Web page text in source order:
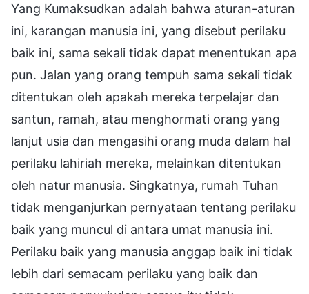
Yang Kumaksudkan adalah bahwa aturan-aturan
ini, karangan manusia ini, yang disebut perilaku
baik ini, sama sekali tidak dapat menentukan apa
pun. Jalan yang orang tempuh sama sekali tidak
ditentukan oleh apakah mereka terpelajar dan
santun, ramah, atau menghormati orang yang
lanjut usia dan mengasihi orang muda dalam hal
perilaku lahiriah mereka, melainkan ditentukan
oleh natur manusia. Singkatnya, rumah Tuhan
tidak menganjurkan pernyataan tentang perilaku
baik yang muncul di antara umat manusia ini.
Perilaku baik yang manusia anggap baik ini tidak
lebih dari semacam perilaku yang baik dan